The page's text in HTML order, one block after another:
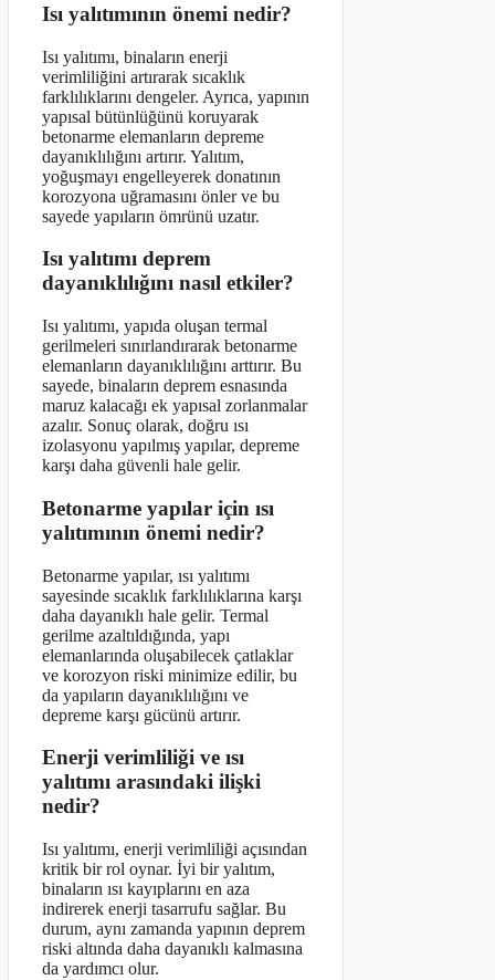
Isı yalıtımının önemi nedir?
Isı yalıtımı, binaların enerji
verimliliğini artırarak sıcaklık
farklılıklarını dengeler. Ayrıca, yapının
yapısal bütünlüğünü koruyarak
betonarme elemanların depreme
dayanıklılığını artırır. Yalıtım,
yoğuşmayı engelleyerek donatının
korozyona uğramasını önler ve bu
sayede yapıların ömrünü uzatır.
Isı yalıtımı deprem
dayanıklılığını nasıl etkiler?
Isı yalıtımı, yapıda oluşan termal
gerilmeleri sınırlandırarak betonarme
elemanların dayanıklılığını arttırır. Bu
sayede, binaların deprem esnasında
maruz kalacağı ek yapısal zorlanmalar
azalır. Sonuç olarak, doğru ısı
izolasyonu yapılmış yapılar, depreme
karşı daha güvenli hale gelir.
Betonarme yapılar için ısı
yalıtımının önemi nedir?
Betonarme yapılar, ısı yalıtımı
sayesinde sıcaklık farklılıklarına karşı
daha dayanıklı hale gelir. Termal
gerilme azaltıldığında, yapı
elemanlarında oluşabilecek çatlaklar
ve korozyon riski minimize edilir, bu
da yapıların dayanıklılığını ve
depreme karşı gücünü artırır.
Enerji verimliliği ve ısı
yalıtımı arasındaki ilişki
nedir?
Isı yalıtımı, enerji verimliliği açısından
kritik bir rol oynar. İyi bir yalıtım,
binaların ısı kayıplarını en aza
indirerek enerji tasarrufu sağlar. Bu
durum, aynı zamanda yapının deprem
riski altında daha dayanıklı kalmasına
da yardımcı olur.